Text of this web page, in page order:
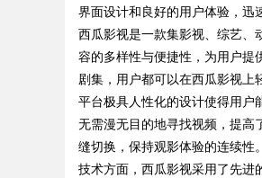
uz
界面设计和良好的用户体验，迅
西瓜影视是一款集影视、综艺、
容的多样性与便捷性，为用户提
剧集，用户都可以在西瓜影视上
平台极具人性化的设计使得用户
无需漫无目的地寻找视频，提高
缝切换，保持观影体验的连续性。
技术方面，西瓜影视采用了先进